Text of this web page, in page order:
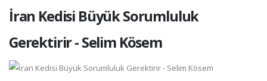
İran Kedisi Büyük Sorumluluk
Gerektirir - Selim Kösem